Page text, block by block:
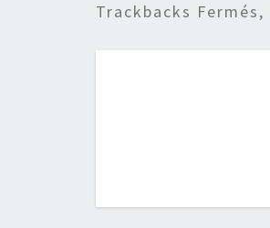
Trackbacks Fermés,